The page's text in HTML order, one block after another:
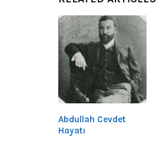
Abdullah Cevdet
Hayatı